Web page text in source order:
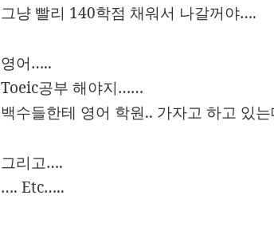
그냥 빨리 140학점 채워서 나갈꺼야….
영어…..
Toeic공부 해야지……
백수들한테 영어 학원.. 가자고 하고 있
그리고….
…. Etc…..